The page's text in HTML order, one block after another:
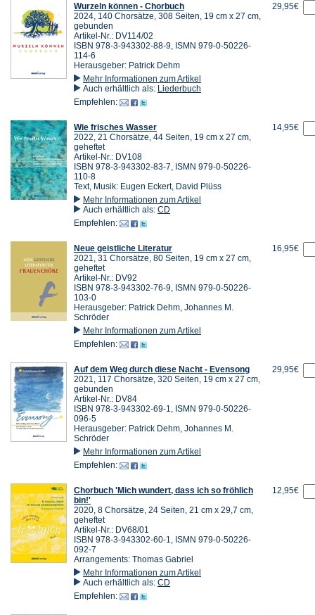
Wurzeln können - Chorbuch
2024, 140 Chorsätze, 308 Seiten, 19 cm x 27 cm,
gebunden
Artikel-Nr.: DV114/02
ISBN 978-3-943302-88-9, ISMN 979-0-50226-
114-6
Herausgeber: Patrick Dehm
Mehr Informationen zum Artikel
Auch erhältlich als: Liederbuch
Empfehlen:
29,95€
Wie frisches Wasser
2022, 21 Chorsätze, 44 Seiten, 19 cm x 27 cm,
geheftet
Artikel-Nr.: DV108
ISBN 978-3-943302-83-7, ISMN 979-0-50226-
110-8
Text, Musik: Eugen Eckert, David Plüss
Mehr Informationen zum Artikel
Auch erhältlich als: CD
Empfehlen:
14,95€
Neue geistliche Literatur
2021, 31 Chorsätze, 80 Seiten, 19 cm x 27 cm,
geheftet
Artikel-Nr.: DV92
ISBN 978-3-943302-76-9, ISMN 979-0-50226-
103-0
Herausgeber: Patrick Dehm, Johannes M.
Schröder
Mehr Informationen zum Artikel
Empfehlen:
16,95€
Auf dem Weg durch diese Nacht - Evensong
2021, 117 Chorsätze, 320 Seiten, 19 cm x 27 cm,
gebunden
Artikel-Nr.: DV84
ISBN 978-3-943302-69-1, ISMN 979-0-50226-
096-5
Herausgeber: Patrick Dehm, Johannes M.
Schröder
Mehr Informationen zum Artikel
Empfehlen:
29,95€
Chorbuch 'Mich wundert, dass ich so fröhlich
bin!'
2020, 8 Chorsätze, 24 Seiten, 21 cm x 29,7 cm,
geheftet
Artikel-Nr.: DV68/01
ISBN 978-3-943302-60-1, ISMN 979-0-50226-
092-7
Arrangements: Thomas Gabriel
Mehr Informationen zum Artikel
Auch erhältlich als: CD
Empfehlen:
12,95€